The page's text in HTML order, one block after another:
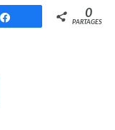
Partagez 0
PARTAGES